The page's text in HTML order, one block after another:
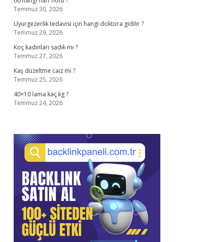
Temmuz 30, 2026
Uyurgezerlik tedavisi için hangi doktora gidilir ?
Temmuz 29, 2026
Koç kadınları sadık mı ?
Temmuz 27, 2026
Kaş düzeltme caiz mi ?
Temmuz 25, 2026
40×10 lama kaç kg ?
Temmuz 24, 2026